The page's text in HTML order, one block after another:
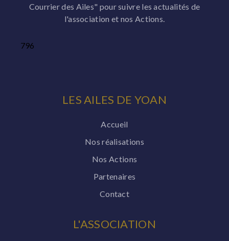
Courrier des Ailes" pour suivre les actualités de
l'association et nos Actions.
796
LES AILES DE YOAN
Accueil
Nos réalisations
Nos Actions
Partenaires
Contact
L'ASSOCIATION